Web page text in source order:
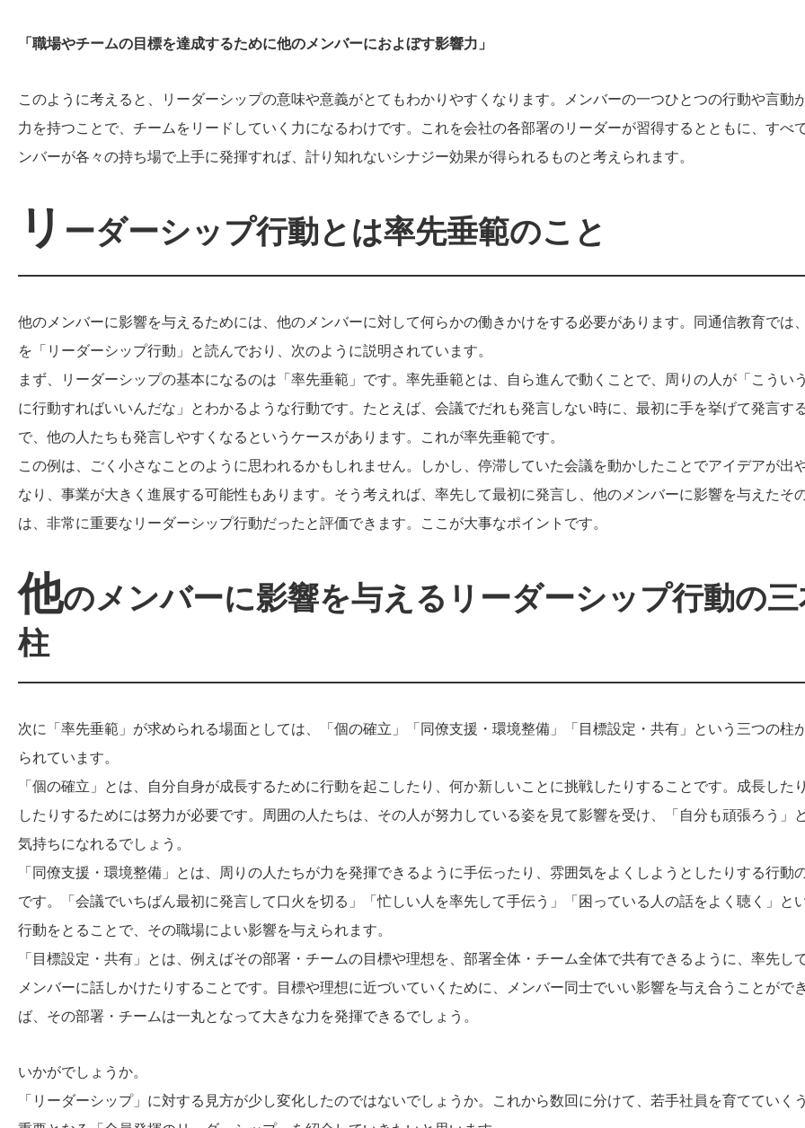
「職場やチームの目標を達成するために他のメンバーにおよぼす影響力」
このように考えると、リーダーシップの意味や意義がとてもわかりやすくなります。メンバーの一つひとつの行動や言動
力を持つことで、チームをリードしていく力になるわけです。これを会社の各部署のリーダーが習得するとともに、すべ
ンバーが各々の持ち場で上手に発揮すれば、計り知れないシナジー効果が得られるものと考えられます。
リ ーダーシップ行動とは率先垂範のこと
他のメンバーに影響を与えるためには、他のメンバーに対して何らかの働きかけをする必要があります。同通信教育では
を「リーダーシップ行動」と読んでおり、次のように説明されています。
まず、リーダーシップの基本になるのは「率先垂範」です。率先垂範とは、自ら進んで動くことで、周りの人が「こうい
に行動すればいいんだな」とわかるような行動です。たとえば、会議でだれも発言しない時に、最初に手を挙げて発言す
で、他の人たちも発言しやすくなるというケースがあります。これが率先垂範です。
この例は、ごく小さなことのように思われるかもしれません。しかし、停滞していた会議を動かしたことでアイデアが出
なり、事業が大きく進展する可能性もあります。そう考えれば、率先して最初に発言し、他のメンバーに影響を与えたそ
は、非常に重要なリーダーシップ行動だったと評価できます。ここが大事なポイントです。
他のメンバーに影響を与えるリーダーシップ行動の
柱
次に「率先垂範」が求められる場面としては、「個の確立」「同僚支援・環境整備」「目標設定・共有」という三つの柱
られています。
「個の確立」とは、自分自身が成長するために行動を起こしたり、何か新しいことに挑戦したりすることです。成長した
したりするためには努力が必要です。周囲の人たちは、その人が努力している姿を見て影響を受け、「自分も頑張ろう」
気持ちになれるでしょう。
「同僚支援・環境整備」とは、周りの人たちが力を発揮できるように手伝ったり、雰囲気をよくしようとしたりする行動
です。「会議でいちばん最初に発言して口火を切る」「忙しい人を率先して手伝う」「困っている人の話をよく聴く」と
行動をとることで、その職場によい影響を与えられます。
「目標設定・共有」とは、例えばその部署・チームの目標や理想を、部署全体・チーム全体で共有できるように、率先し
メンバーに話しかけたりすることです。目標や理想に近づいていくために、メンバー同士でいい影響を与え合うことがで
ば、その部署・チームは一丸となって大きな力を発揮できるでしょう。
いかがでしょうか。
「リーダーシップ」に対する見方が少し変化したのではないでしょうか。これから数回に分けて、若手社員を育てていく